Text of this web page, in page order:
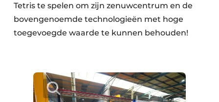
Tetris te spelen om zijn zenuwcentrum en de
bovengenoemde technologieën met hoge
toegevoegde waarde te kunnen behouden!